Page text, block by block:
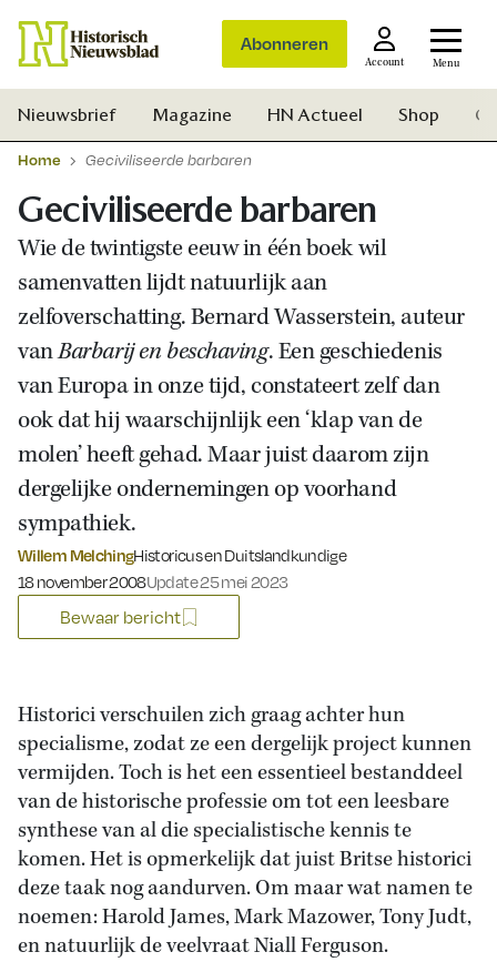
Abonneren
Account Menu
Zoek
Nieuwsbrief Magazine HN Actueel Shop
Home Geciviliseerde barbaren
Geciviliseerde barbaren
Wie de twintigste eeuw in één boek wil
samenvatten lijdt natuurlijk aan
zelfoverschatting. Bernard Wasserstein, auteur
vanBarbarij en beschaving. Een geschiedenis
van Europa in onze tijd, constateert zelf dan
ook dat hij waarschijnlijk een ‘klap van de
molen’ heeft gehad. Maar juist daarom zijn
dergelijke ondernemingen op voorhand
sympathiek.
Willem MelchingHistoricus en Duitslandkundige
Gepubliceerd op:
18 november 2008Update 25 mei 2023
Bewaar bericht
Historici verschuilen zich graag achter hun
specialisme, zodat ze een dergelijk project kunnen
vermijden. Toch is het een essentieel bestanddeel
van de historische professie om tot een leesbare
synthese van al die specialistische kennis te
komen. Het is opmerkelijk dat juist Britse historici
deze taak nog aandurven. Om maar wat namen te
noemen: Harold James, Mark Mazower, Tony Judt,
en natuurlijk de veelvraat Niall Ferguson.